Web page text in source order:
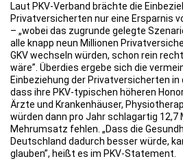
Laut PKV-Verband brächte die
Privatversicherten nur eine Ersparnis
– „wobei das zugrunde gelegte
alle knapp neun Millionen
GKV wechseln würden, schon rein
wäre”. Überdies ergebe sich die
Einbeziehung der Privatversicherten in
dass ihre PKV-typischen höheren
Ärzte und Krankenhäuser,
würden dann pro Jahr schlagartig 12,7
Mehrumsatz fehlen. „Dass die
Deutschland dadurch besser würde,
glauben”, heißt es im PKV-Statement.